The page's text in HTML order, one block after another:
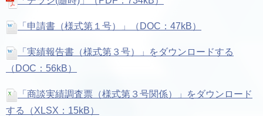
「申請書（様式第１号）」（DOC：47kB）
「実績報告書（様式第３号）」をダウンロードする
（DOC：56kB）
「商談実績調査票（様式第３号関係）」をダウンロード
する（XLSX：15kB）